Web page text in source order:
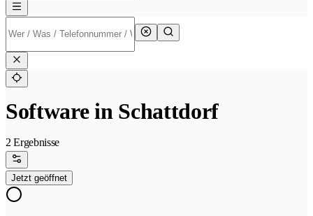
Software in Schattdorf
2 Ergebnisse
Jetzt geöffnet